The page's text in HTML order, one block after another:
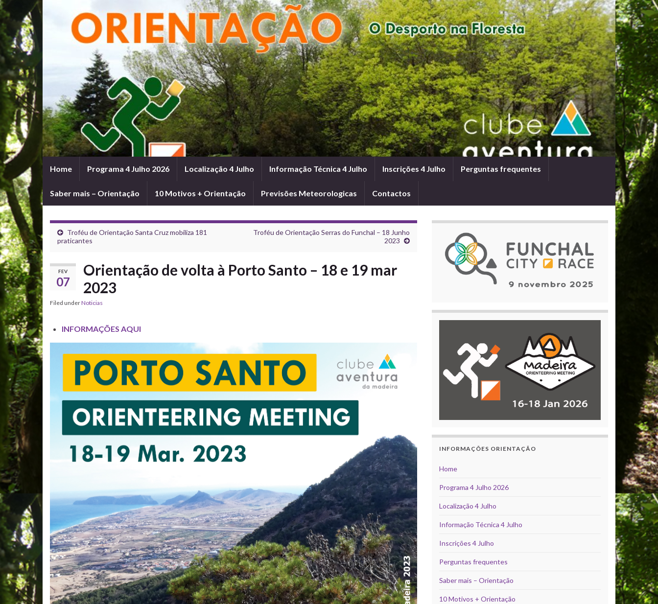
Home Programa 4 Julho 2026 Localização 4 Julho Informação Técnica 4 Julho Inscrições 4 Julho Perguntas frequentes
Saber mais – Orientação 10 Motivos + Orientação Previsões Meteorologicas Contactos
Troféu de Orientação Santa Cruz mobiliza 181
praticantes
Troféu de Orientação Serras do Funchal – 18 Junho
2023
FEV
07
Orientação de volta à Porto Santo – 18 e 19 mar
2023
Filed underNoticias
INFORMAÇÕES AQUI
INFORMAÇÕES ORIENTAÇÃO
Home
Programa 4 Julho 2026
Localização 4 Julho
Informação Técnica 4 Julho
Inscrições 4 Julho
Perguntas frequentes
Saber mais – Orientação
10 Motivos + Orientação